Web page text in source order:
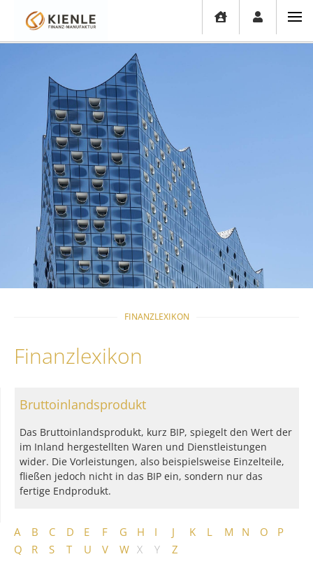
FINANZLEXIKON
Finanzlexikon
A B C D E F G H I J K L M N O
P
Q
R S T U V W X Y Z
Bruttoinlandsprodukt
Das Bruttoinlandsprodukt, kurz BIP, spiegelt den Wert der
im Inland hergestellten Waren und Dienstleistungen
wider. Die Vorleistungen, also beispielsweise Einzelteile,
fließen jedoch nicht in das BIP ein, sondern nur das
fertige Endprodukt.